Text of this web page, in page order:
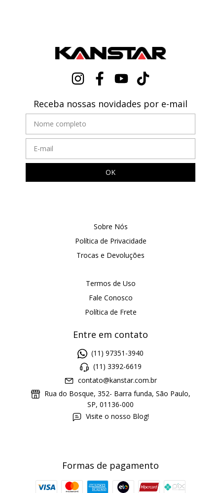
Receba nossas novidades por e-mail
Sobre Nós
Política de Privacidade
Trocas e Devoluções
Termos de Uso
Fale Conosco
Política de Frete
Entre em contato
(11) 97351-3940
(11) 3392-6619
contato@kanstar.com.br
Rua do Bosque, 352- Barra funda, São Paulo,
SP, 01136-000
Visite o nosso Blog!
Formas de pagamento